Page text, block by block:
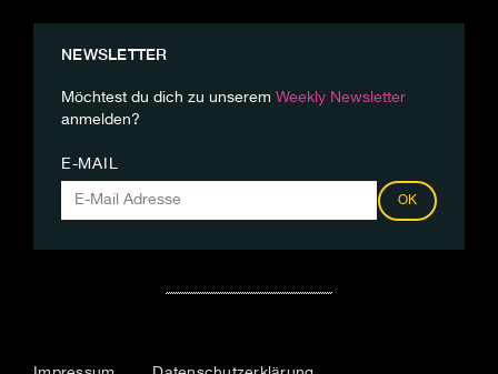
NEWSLETTER
Möchtest du dich zu unserem Weekly Newsletter
anmelden?
E-MAIL
OK